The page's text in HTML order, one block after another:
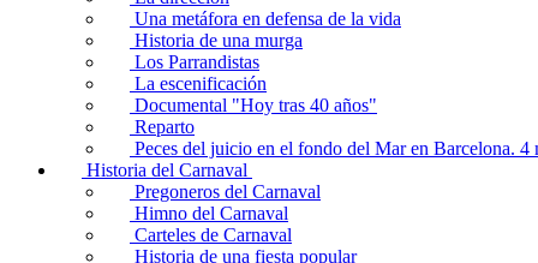
Una metáfora en defensa de la vida
Historia de una murga
Los Parrandistas
La escenificación
Documental "Hoy tras 40 años"
Reparto
Peces del juicio en el fondo del Mar en Barcelona. 4
Historia del Carnaval
Pregoneros del Carnaval
Himno del Carnaval
Carteles de Carnaval
Historia de una fiesta popular